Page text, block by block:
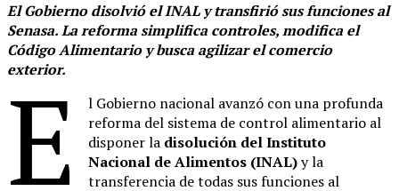
El Gobierno disolvió el INAL y transfirió sus funciones al
Senasa. La reforma simplifica controles, modifica el
Código Alimentario y busca agilizar el comercio
exterior.
E
l Gobierno nacional avanzó con una profunda
reforma del sistema de control alimentario al
disponer la disolución del Instituto
Nacional de Alimentos (INAL)y la
transferencia de todas sus funciones al